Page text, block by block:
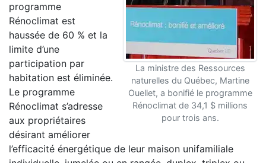
La ministre des Ressources
naturelles du Québec, Martine
Ouellet, a bonifié le programme
Rénoclimat de 34,1 $ millions
pour trois ans.
programme
Rénoclimat est
haussée de 60 % et la
limite d’une
participation par
habitation est éliminée.
Le programme
Rénoclimat s’adresse
aux propriétaires
désirant améliorer
l’efficacité énergétique de leur maison unifamiliale